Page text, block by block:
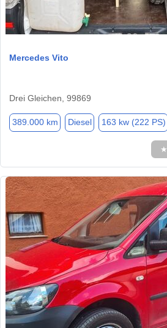
Mercedes Vito
Drei Gleichen, 99869
389.000 km Diesel 163 kw (222 PS)
★